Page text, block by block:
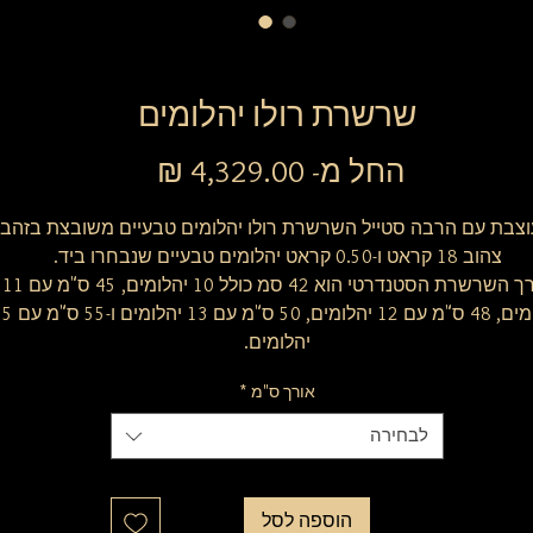
שרשרת רולו יהלומים
החל מ- 4,329.00 ₪
עם הרבה סטייל השרשרת רולו יהלומים טבעיים משובצת בזהב
צהוב 18 קראט ו-0.50 קראט יהלומים טבעיים שנבחרו ביד.
אורך השרשרת הסטנדרטי הוא 42 סמ כולל 10 יהלומים, 45 ס"מ עם 11
יהלומים, 48 ס"מ עם 12
יהלומים.
אורך ס"מ *
לבחירה
הוספה לסל